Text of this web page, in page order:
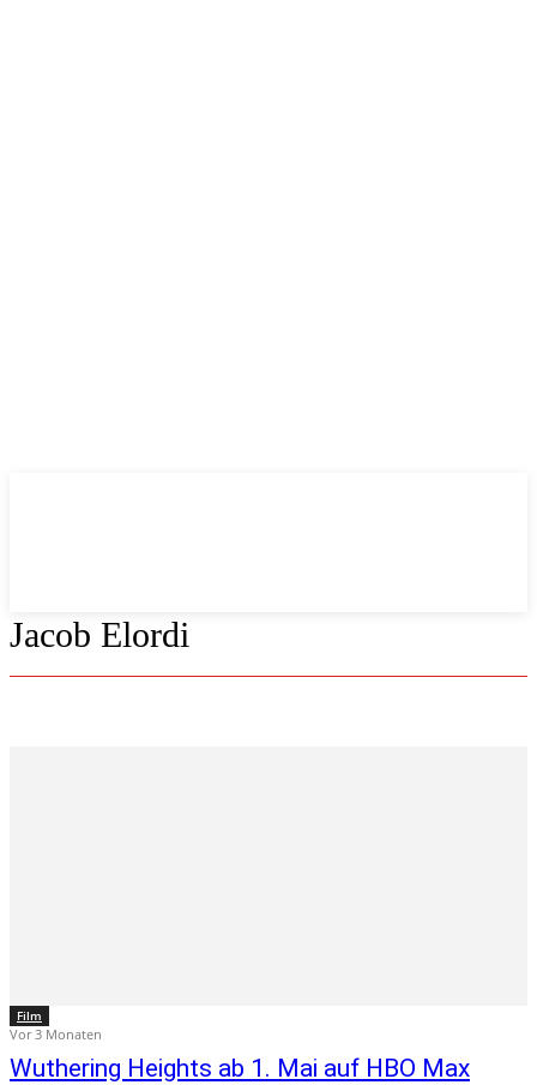
Jacob Elordi
Film
Vor 3 Monaten
Wuthering Heights ab 1. Mai auf HBO Max